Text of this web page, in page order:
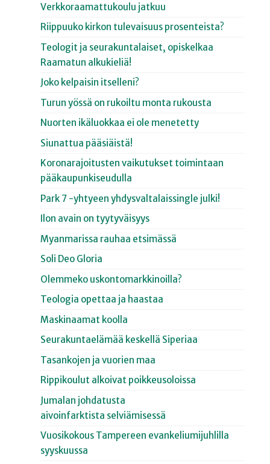
Verkkoraamattukoulu jatkuu
Riippuuko kirkon tulevaisuus prosenteista?
Teologit ja seurakuntalaiset, opiskelkaa
Raamatun alkukieliä!
Joko kelpaisin itselleni?
Turun yössä on rukoiltu monta rukousta
Nuorten ikäluokkaa ei ole menetetty
Siunattua pääsiäistä!
Koronarajoitusten vaikutukset toimintaan
pääkaupunkiseudulla
Park 7 -yhtyeen yhdysvaltalaissingle julki!
Ilon avain on tyytyväisyys
Myanmarissa rauhaa etsimässä
Soli Deo Gloria
Olemmeko uskontomarkkinoilla?
Teologia opettaa ja haastaa
Maskinaamat koolla
Seurakuntaelämää keskellä Siperiaa
Tasankojen ja vuorien maa
Rippikoulut alkoivat poikkeusoloissa
Jumalan johdatusta
aivoinfarktista selviämisessä
Vuosikokous Tampereen evankeliumijuhlilla
syyskuussa